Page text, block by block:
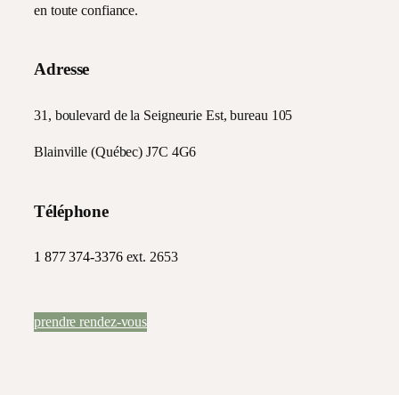
en toute confiance.
Adresse
31, boulevard de la Seigneurie Est, bureau 105
Blainville (Québec) J7C 4G6
Téléphone
1 877 374-3376ext. 2653
prendre rendez-vous